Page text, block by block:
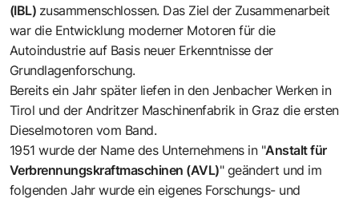
(IBL) zusammenschlossen. Das Ziel der Zusammenarbeit
war die Entwicklung moderner Motoren für die
Autoindustrie auf Basis neuer Erkenntnisse der
Grundlagenforschung.
Bereits ein Jahr später liefen in den Jenbacher Werken in
Tirol und der Andritzer Maschinenfabrik in Graz die ersten
Dieselmotoren vom Band.
1951 wurde der Name des Unternehmens in "Anstalt für
Verbrennungskraftmaschinen (AVL)" geändert und im
folgenden Jahr wurde ein eigenes Forschungs- und